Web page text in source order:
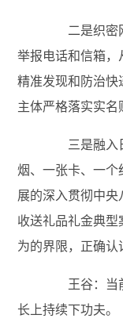
二是织密网
举报电话和信箱，
精准发现和防治快
主体严格落实实名
三是融入日
烟、一张卡、一个
展的深入贯彻中
收送礼品礼金典
为的界限，正确
王谷：当前
长上持续下功夫。